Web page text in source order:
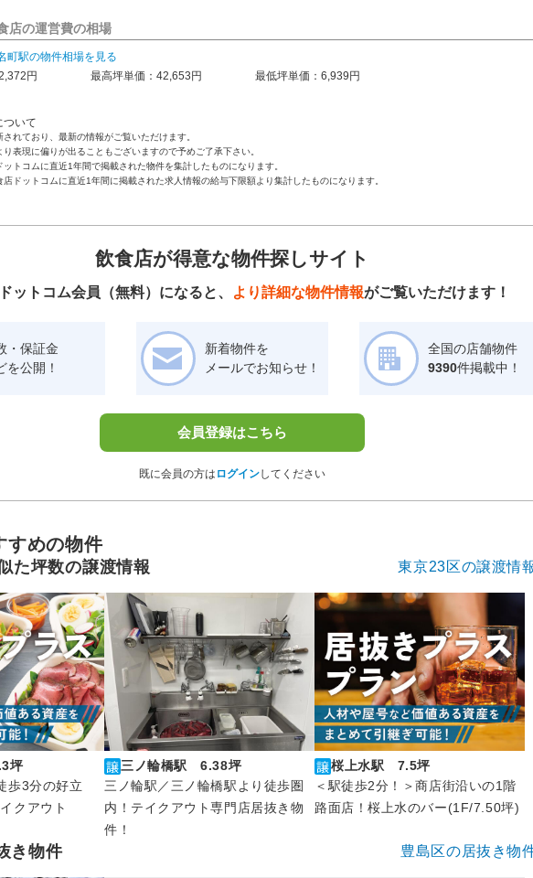
店の運営費の相場
町駅の物件相場を見る
円
最高坪単価：42,653円 最低坪単価：6,939円
ついて
れており、最新の情報がご覧いただけます。
表現に偏りが出ることもございますので予めご了承下さい。
トコムに直近1年間で掲載された物件を集計したものになります。
ドットコムに直近1年間に掲載された求人情報の給与下限額より集計したものになります。
飲食店が得意な物件探しサイト
ットコム会員（無料）になると、 より詳細な物件情報がご覧いただけます！
・保証金
を公開！
新着物件を
メールでお知らせ！
全国の店舗物件
9390件掲載中！
会員登録はこちら
既に会員の方は ログインしてください
すめの物件
た坪数の譲渡情報 東京23区の譲渡情
坪
歩3分の好立
クアウト
三ノ輪橋駅 6.38坪
三ノ輪駅／三ノ輪橋駅より徒歩圏
内！テイクアウト専門店居抜き物
件！
桜上水駅 7.5坪
＜駅徒歩2分！＞商店街沿いの1階
路面店！桜上水のバー(1F/7.50坪)
き物件 豊島区の居抜き物